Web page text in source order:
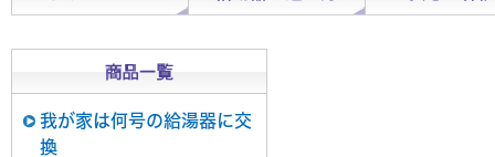
我が家は何号の給湯器に交
換